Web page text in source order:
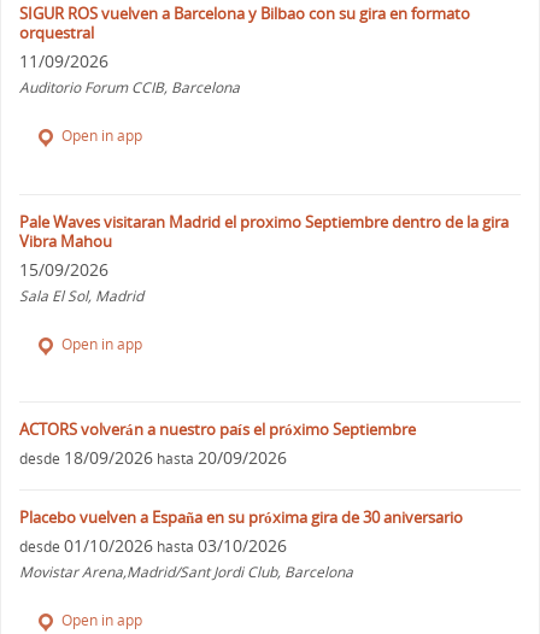
SIGUR ROS vuelven a Barcelona y Bilbao con su gira en formato
orquestral
11/09/2026
Auditorio Forum CCIB, Barcelona
Open in app
Pale Waves visitaran Madrid el proximo Septiembre dentro de la gira
Vibra Mahou
15/09/2026
Sala El Sol, Madrid
Open in app
ACTORS volverán a nuestro país el próximo Septiembre
desde 18/09/2026 hasta 20/09/2026
Placebo vuelven a España en su próxima gira de 30 aniversario
desde 01/10/2026 hasta 03/10/2026
Movistar Arena,Madrid/Sant Jordi Club, Barcelona
Open in app